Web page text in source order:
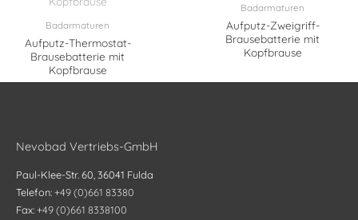
Badarmaturen
Aufputz-Thermostat-
Brausebatterie mit
Kopfbrause
Badarmaturen
Aufputz-Zweigriff-
Brausebatterie mit
Kopfbrause
Nevobad Vertriebs-GmbH
Paul-Klee-Str. 60, 36041 Fulda
Telefon:+49 (0)661 83380
Fax:+49 (0)661 8338100